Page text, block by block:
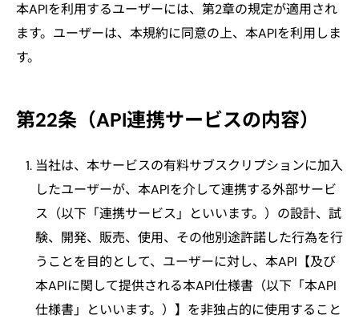
本APIを利用するユーザーには、第2章の規定が適用され
ます。ユーザーは、本規約に同意の上、本APIを利用しま
す。
第22条（API連携サービスの内容）
当社は、本サービスの有料サブスクリプションに加入
したユーザーが、本APIを介して連携する外部サービ
ス（以下「連携サービス」といいます。）の設計、試
験、開発、販売、使用、その他別途許諾した行為を行
うことを目的として、ユーザーに対し、本API【及び
本APIに関して提供される本API仕様書（以下「本API
仕様書」といいます。）】を非独占的に使用すること